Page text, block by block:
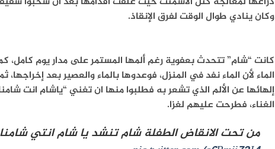
وكان ينادي طوال الوقت لفرق الإنقاذ.
كانت “شام” تتحدث بعفوية رغم ألمها المستمر على مدار يوم كامل،
الماء لأن الماء نفد في المنزل، فوعدوها بالماء والعصير بعد إخراجها،
إلهائها عن الألم الذي تشعر به فطلبوا منها ان تغني “ياشام انت
الغناء، فطرحت عليهم لغزا.
من تحت الانقاض الطفلة شام تنشد يا شام انتي